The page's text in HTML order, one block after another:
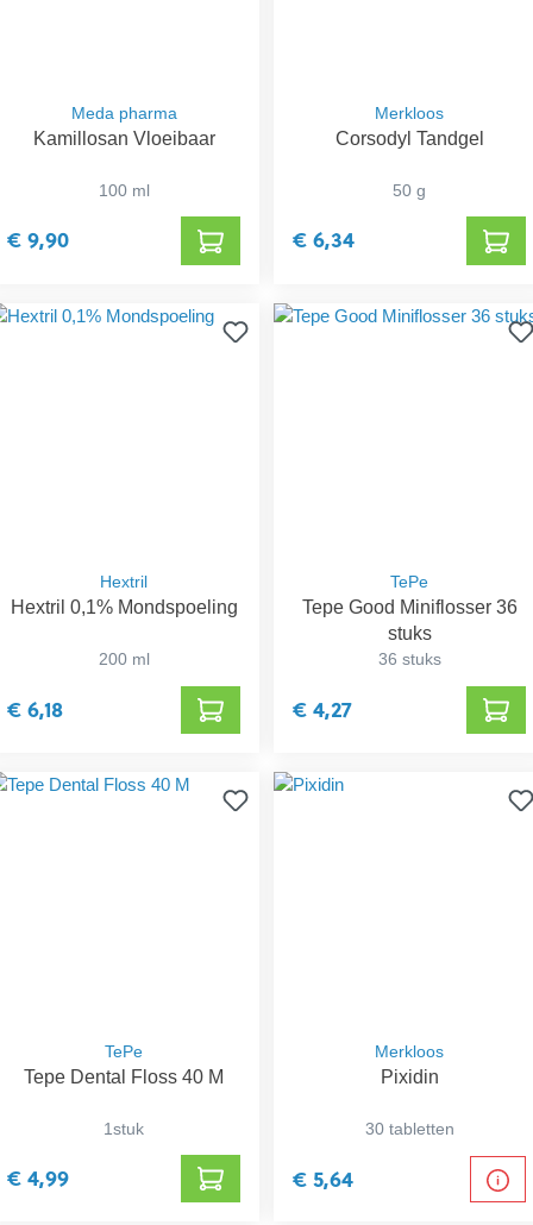
Meda pharma
Kamillosan Vloeibaar
100 ml
€ 9,90
Merkloos
Corsodyl Tandgel
50 g
€ 6,34
Hextril
Hextril 0,1% Mondspoeling
200 ml
€ 6,18
TePe
Tepe Good Miniflosser 36
stuks
36 stuks
€ 4,27
TePe
Tepe Dental Floss 40 M
1stuk
€ 4,99
Merkloos
Pixidin
30 tabletten
€ 5,64